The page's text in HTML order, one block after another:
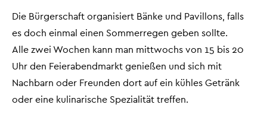
Die Bürgerschaft organisiert Bänke und Pavillons, falls
es doch einmal einen Sommerregen geben sollte.
Alle zwei Wochen kann man mittwochs von 15 bis 20
Uhr den Feierabendmarkt genießen und sich mit
Nachbarn oder Freunden dort auf ein kühles Getränk
oder eine kulinarische Spezialität treffen.